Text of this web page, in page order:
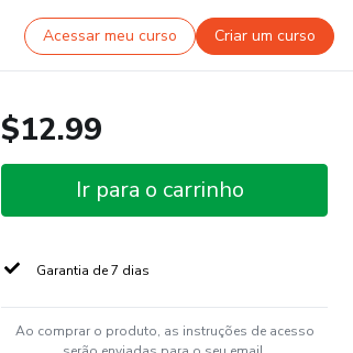
Acessar meu curso Criar um curso
$12.99
Ir para o carrinho
Garantia de 7 dias
Ao comprar o produto, as instruções de acesso